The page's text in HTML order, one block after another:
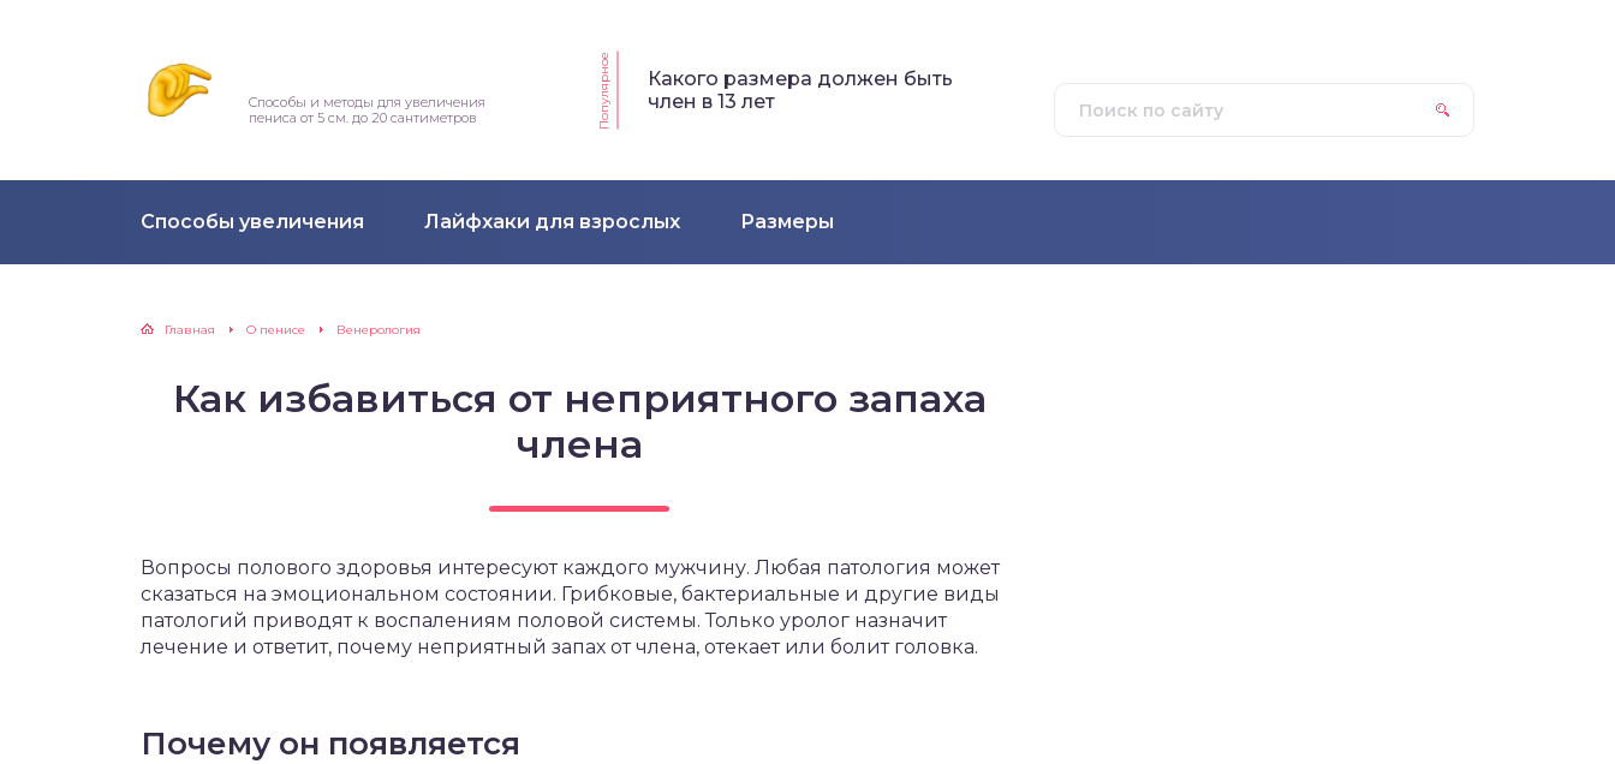
Способы и методы для увеличения
пениса от 5 см. до 20 сантиметров
Популярное
Какого размера должен быть
член в 13 лет
Способы увеличения Лайфхаки для взрослых Размеры
Главная О пенисе Венерология
Как избавиться от неприятного запаха
члена
Вопросы полового здоровья интересуют каждого мужчину. Любая патология может
сказаться на эмоциональном состоянии. Грибковые, бактериальные и другие виды
патологий приводят к воспалениям половой системы. Только уролог назначит
лечение и ответит, почему неприятный запах от члена, отекает или болит головка.
Почему он появляется